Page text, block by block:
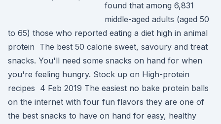
found that among 6,831
middle-aged adults (aged 50
to 65) those who reported eating a diet high in animal
protein The best 50 calorie sweet, savoury and treat
snacks. You'll need some snacks on hand for when
you're feeling hungry. Stock up on High-protein
recipes 4 Feb 2019 The easiest no bake protein balls
on the internet with four fun flavors they are one of
the best snacks to have on hand for easy, healthy